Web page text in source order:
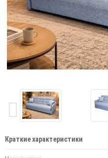
Краткие характеристики